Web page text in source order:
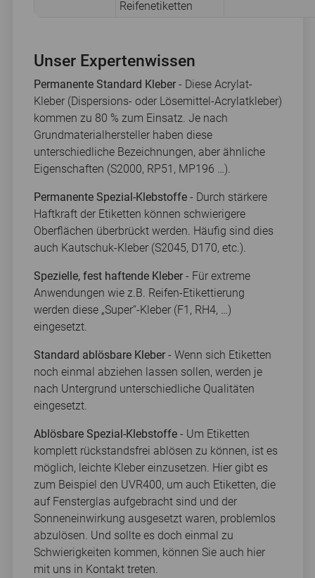
Reifenetiketten
Unser Expertenwissen
Permanente Standard Kleber - Diese Acrylat-
Kleber (Dispersions- oder Lösemittel-Acrylatkleber)
kommen zu 80 % zum Einsatz. Je nach
Grundmaterialhersteller haben diese
unterschiedliche Bezeichnungen, aber ähnliche
Eigenschaften (S2000, RP51, MP196 …).
Permanente Spezial-Klebstoffe - Durch stärkere
Haftkraft der Etiketten können schwierigere
Oberflächen überbrückt werden. Häufig sind dies
auch Kautschuk-Kleber (S2045, D170, etc.).
Spezielle, fest haftende Kleber - Für extreme
Anwendungen wie z.B. Reifen-Etikettierung
werden diese „Super“-Kleber (F1, RH4, …)
eingesetzt.
Standard ablösbare Kleber - Wenn sich Etiketten
noch einmal abziehen lassen sollen, werden je
nach Untergrund unterschiedliche Qualitäten
eingesetzt.
Ablösbare Spezial-Klebstoffe- Um Etiketten
komplett rückstandsfrei ablösen zu können, ist es
möglich, leichte Kleber einzusetzen. Hier gibt es
zum Beispiel den UVR400, um auch Etiketten, die
auf Fensterglas aufgebracht sind und der
Sonneneinwirkung ausgesetzt waren, problemlos
abzulösen. Und sollte es doch einmal zu
Schwierigkeiten kommen, können Sie auch hier
mit uns in Kontakt treten.